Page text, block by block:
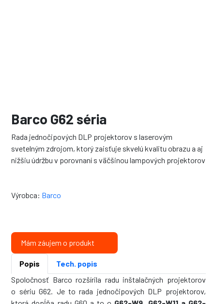
Barco G62 séria
Rada jednočipových DLP projektorov s laserovým
svetelným zdrojom, ktorý zaisťuje skvelú kvalitu obrazu a aj
nižšiu údržbu v porovnaní s väčšinou lampových projektorov
Výrobca: Barco
Mám záujem o produkt
Popis
Tech. popis
Spoločnosť Barco rozšírila radu inštalačných projektorov
o sériu G62. Je to rada jednočipových DLP projektorov,